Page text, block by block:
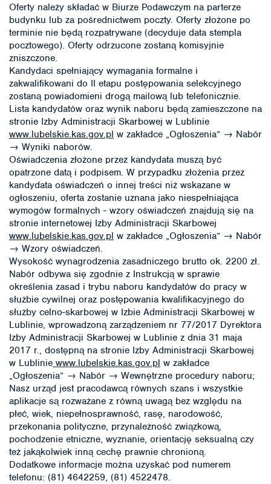
Oferty należy składać w Biurze Podawczym na parterze
budynku lub za pośrednictwem poczty. Oferty złożone po
terminie nie będą rozpatrywane (decyduje data stempla
pocztowego). Oferty odrzucone zostaną komisyjnie
zniszczone.
Kandydaci spełniający wymagania formalne i
zakwalifikowani do II etapu postępowania selekcyjnego
zostaną powiadomieni drogą mailową lub telefonicznie.
Lista kandydatów oraz wynik naboru będą zamieszczone na
stronie Izby Administracji Skarbowej w Lublinie
www.lubelskie.kas.gov.pl w zakładce „Ogłoszenia” → Nabór
→ Wyniki naborów.
Oświadczenia złożone przez kandydata muszą być
opatrzone datą i podpisem. W przypadku złożenia przez
kandydata oświadczeń o innej treści niż wskazane w
ogłoszeniu, oferta zostanie uznana jako niespełniająca
wymogów formalnych - wzory oświadczeń znajdują się na
stronie internetowej Izby Administracji Skarbowej
www.lubelskie.kas.gov.pl w zakładce „Ogłoszenia” → Nabór
→ Wzory oświadczeń.
Wysokość wynagrodzenia zasadniczego brutto ok. 2200 zł.
Nabór odbywa się zgodnie z Instrukcją w sprawie
określenia zasad i trybu naboru kandydatów do pracy w
służbie cywilnej oraz postępowania kwalifikacyjnego do
służby celno-skarbowej w Izbie Administracji Skarbowej w
Lublinie, wprowadzoną zarządzeniem nr 77/2017 Dyrektora
Izby Administracji Skarbowej w Lublinie z dnia 31 maja
2017 r., dostępną na stronie Izby Administracji Skarbowej
w Lublinie www.lubelskie.kas.gov.pl w zakładce
„Ogłoszenia” → Nabór → Wewnętrzne procedury naboru;
Nasz urząd jest pracodawcą równych szans i wszystkie
aplikacje są rozważane z równą uwagą bez względu na
płeć, wiek, niepełnosprawność, rasę, narodowość,
przekonania polityczne, przynależność związkową,
pochodzenie etniczne, wyznanie, orientację seksualną czy
też jakąkolwiek inną cechę prawnie chronioną.
Dodatkowe informacje można uzyskać pod numerem
telefonu: (81) 4642259, (81) 4522478.